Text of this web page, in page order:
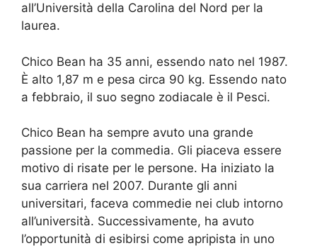
all’Università della Carolina del Nord per la
laurea.
Chico Bean ha 35 anni, essendo nato nel 1987.
È alto 1,87 m e pesa circa 90 kg. Essendo nato
a febbraio, il suo segno zodiacale è il Pesci.
Chico Bean ha sempre avuto una grande
passione per la commedia. Gli piaceva essere
motivo di risate per le persone. Ha iniziato la
sua carriera nel 2007. Durante gli anni
universitari, faceva commedie nei club intorno
all’università. Successivamente, ha avuto
l’opportunità di esibirsi come apripista in uno